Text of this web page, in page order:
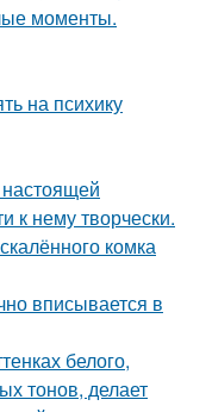
моменты.
на психику
к нему творчески.
комка
вписывается в
белого,
тонов, делает